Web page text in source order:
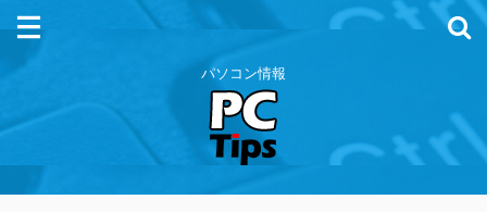
パソコン情報